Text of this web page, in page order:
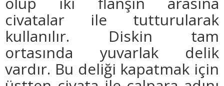
civatalar ile tutturularak
kullanılır. Diskin tam
ortasında yuvarlak delik
vardır. Bu deliği kapatmak için